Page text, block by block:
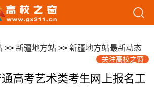
>> 新疆地方站 >> 新疆地方站最新动态
关注高校之窗
高考艺术类考生网上报名工